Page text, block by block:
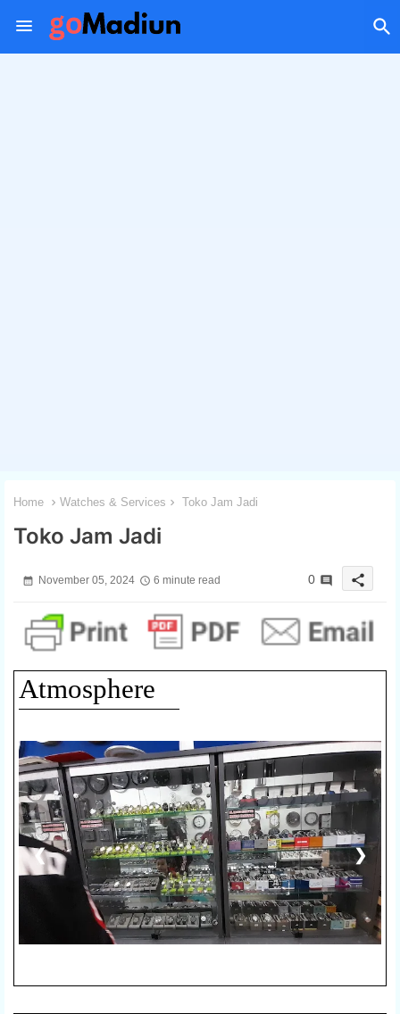
Home Watches & Services Toko Jam Jadi
Toko Jam Jadi
November 05, 2024 6 minute read 0 share
Atmosphere
1 / 3
❮ ❯